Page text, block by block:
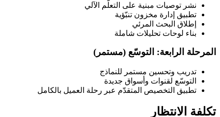
نشر توصيات مبنية على التعلّم الآلي
تطبيق إدارة مخزون تنبّؤية
إطلاق البحث المرئي
بناء لوحات تحليلات شاملة
المرحلة الرابعة: التوسّع (مستمر)
تدريب وتحسين مستمر للنماذج
التوسّع لقنوات وأسواق جديدة
تطبيق التخصيص المتقدّم عبر رحلة العميل بالكامل
تكلفة الانتظار